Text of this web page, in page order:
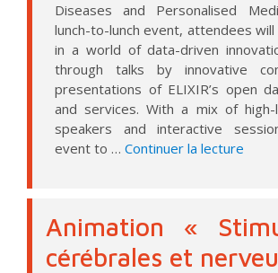
Diseases and Personalised
lunch-to-lunch event, attendees
in a world of data-driven
through talks by innovative
presentations of ELIXIR’s open
and services. With a mix of high-
speakers and interactive
event to … Continuer la lecture
Animation «
cérébrales et